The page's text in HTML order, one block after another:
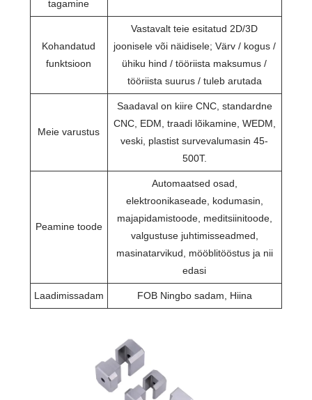
tagamine
Kohandatud
funktsioon
Vastavalt teie esitatud 2D/3D
joonisele või näidisele; Värv / kogus /
ühiku hind / tööriista maksumus /
tööriista suurus / tuleb arutada
Meie varustus
Saadaval on kiire CNC, standardne
CNC, EDM, traadi lõikamine, WEDM,
veski, plastist survevalumasin 45-
500T.
Peamine toode
Automaatsed osad,
elektroonikaseade, kodumasin,
majapidamistoode, meditsiinitoode,
valgustuse juhtimisseadmed,
masinatarvikud, mööblitööstus ja nii
edasi
Laadimissadam FOB Ningbo sadam, Hiina